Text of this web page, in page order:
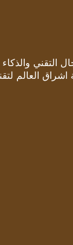
التقني والذكاء
العالم